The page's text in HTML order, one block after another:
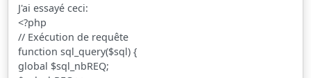
J'ai essayé ceci:
<?php
// Exécution de requête
function sql_query($sql) {
global $sql_nbREQ;